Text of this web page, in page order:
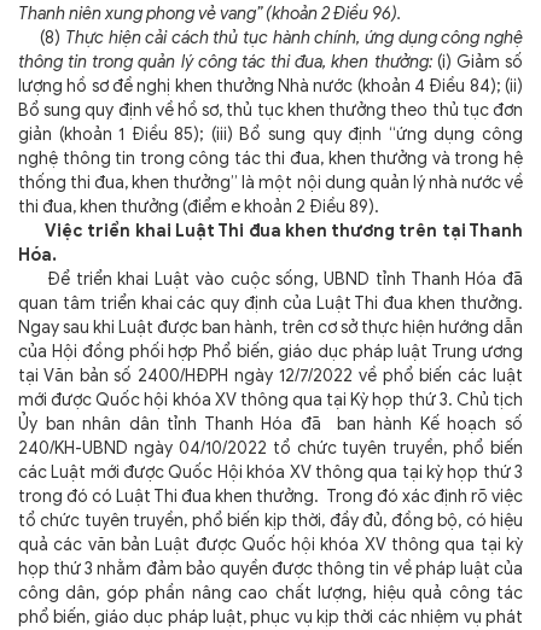
Thanh niên xung phong vẻ vang” (khoản 2 Điều 96).
(8) Thực hiện cải cách thủ tục hành chính, ứng dụng công nghệ
thông tin trong quản lý công tác thi đua, khen thưởng: (i) Giảm số
lượng hồ sơ đề nghị khen thưởng Nhà nước (khoản 4 Điều 84); (ii)
Bổ sung quy định về hồ sơ, thủ tục khen thưởng theo thủ tục đơn
giản (khoản 1 Điều 85); (iii) Bổ sung quy định “ứng dụng công
nghệ thông tin trong công tác thi đua, khen thưởng và trong hệ
thống thi đua, khen thưởng” là một nội dung quản lý nhà nước về
thi đua, khen thưởng (điểm e khoản 2 Điều 89).
Việc triển khai Luật Thi đua khen thương trên tại Thanh
Hóa.
Để triển khai Luật vào cuộc sống, UBND tỉnh Thanh Hóa đã
quan tâm triển khai các quy định của Luật Thi đua khen thưởng.
Ngay sau khi Luật được ban hành, trên cơ sở thực hiện hướng dẫn
của Hội đồng phối hợp Phổ biến, giáo dục pháp luật Trung ương
tại Văn bản số 2400/HĐPH ngày 12/7/2022 về phổ biến các luật
mới được Quốc hội khóa XV thông qua tại Kỳ họp thứ 3. Chủ tịch
Ủy ban nhân dân tỉnh Thanh Hóa đã ban hành Kế hoạch số
240/KH-UBND ngày 04/10/2022 tổ chức tuyên truyền, phổ biến
các Luật mới được Quốc Hội khóa XV thông qua tại kỳ họp thứ 3
trong đó có Luật Thi đua khen thưởng. Trong đó xác định rõ việc
tổ chức tuyên truyền, phổ biến kịp thời, đầy đủ, đồng bộ, có hiệu
quả các văn bản Luật được Quốc hội khóa XV thông qua tại kỳ
họp thứ 3 nhằm đảm bảo quyền được thông tin về pháp luật của
công dân, góp phần nâng cao chất lượng, hiệu quả công tác
phổ biến, giáo dục pháp luật, phục vụ kịp thời các nhiệm vụ phát